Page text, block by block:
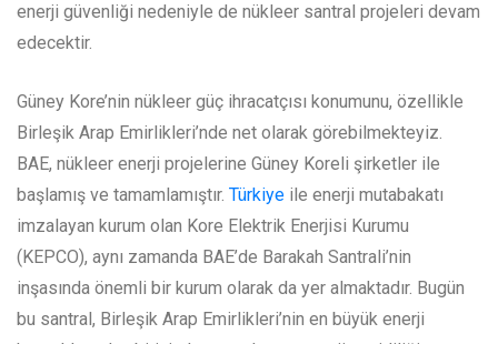
enerji güvenliği nedeniyle de nükleer santral projeleri devam
edecektir.
Güney Kore’nin nükleer güç ihracatçısı konumunu, özellikle
Birleşik Arap Emirlikleri’nde net olarak görebilmekteyiz.
BAE, nükleer enerji projelerine Güney Koreli şirketler ile
başlamış ve tamamlamıştır. Türkiye ile enerji mutabakatı
imzalayan kurum olan Kore Elektrik Enerjisi Kurumu
(KEPCO), aynı zamanda BAE’de Barakah Santrali’nin
inşasında önemli bir kurum olarak da yer almaktadır. Bugün
bu santral, Birleşik Arap Emirlikleri’nin en büyük enerji